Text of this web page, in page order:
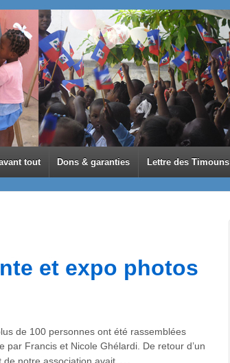
tout Dons & garanties Lettre des Timouns
et expo photos
de 100 personnes ont été rassemblées
Francis et Nicole Ghélardi. De retour d’un
notre association avait …